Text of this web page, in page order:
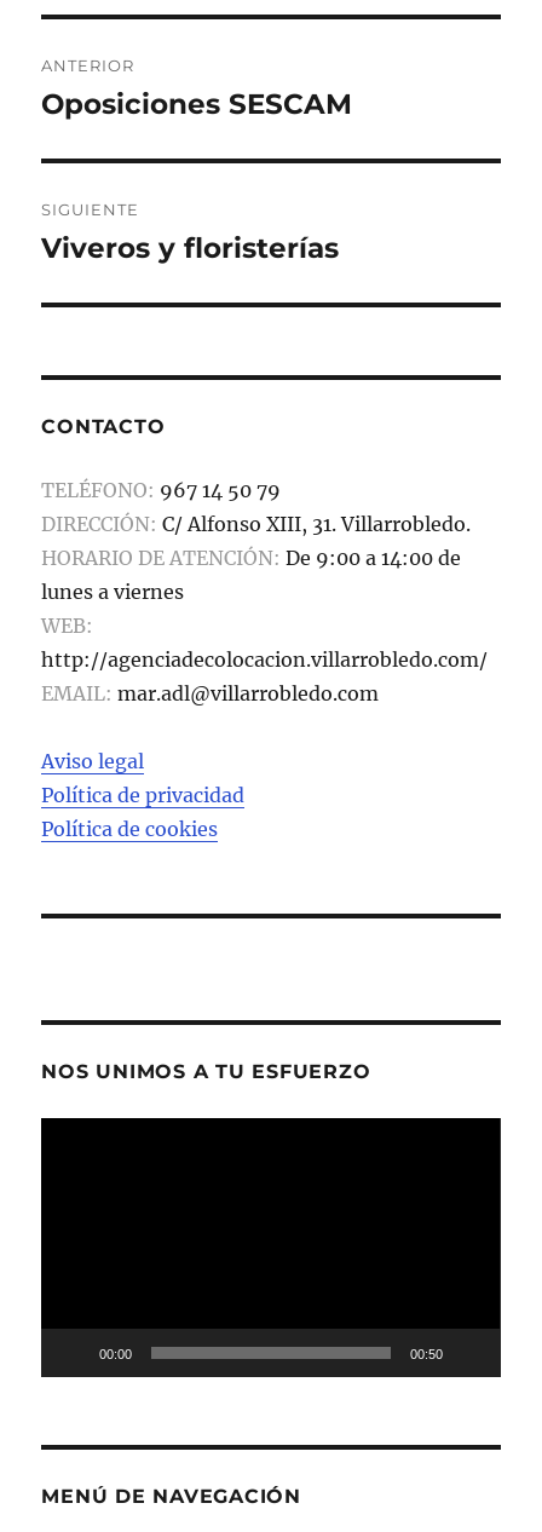
o
o
k
o
rt
de
ANTERIOR
Entrada
Oposiciones SESCAM
SIGUIENTE
Entrada
Viveros y floristerías
CONTACTO
TELÉFONO: 967 14 50 79
DIRECCIÓN: C/ Alfonso XIII, 31. Villarrobledo.
HORARIO DE ATENCIÓN: De 9:00 a 14:00 de
lunes a viernes
WEB:
http://agenciadecolocacion.villarrobledo.com/
EMAIL: mar.adl@villarrobledo.com
Aviso legal
Política de privacidad
Política de cookies
NOS UNIMOS A TU ESFUERZO
00:00 00:50
MENÚ DE NAVEGACIÓN